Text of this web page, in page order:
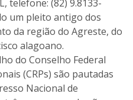
telefone: (82) 9.8133-
um pleito antigo dos
da região do Agreste, do
alagoano.
do Conselho Federal
(CRPs) são pautadas
Nacional de